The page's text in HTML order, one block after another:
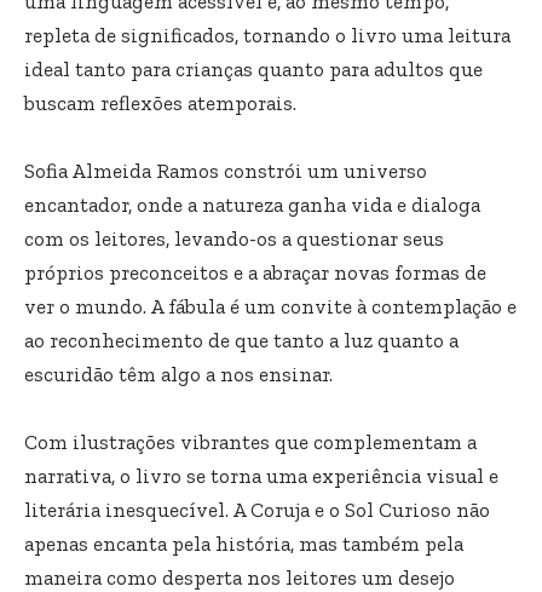
repleta de significados, tornando o livro uma leitura
ideal tanto para crianças quanto para adultos que
buscam reflexões atemporais.
Sofia Almeida Ramos constrói um universo
encantador, onde a natureza ganha vida e dialoga
com os leitores, levando-os a questionar seus
próprios preconceitos e a abraçar novas formas de
ver o mundo. A fábula é um convite à contemplação e
ao reconhecimento de que tanto a luz quanto a
escuridão têm algo a nos ensinar.
Com ilustrações vibrantes que complementam a
narrativa, o livro se torna uma experiência visual e
literária inesquecível. A Coruja e o Sol Curioso não
apenas encanta pela história, mas também pela
maneira como desperta nos leitores um desejo